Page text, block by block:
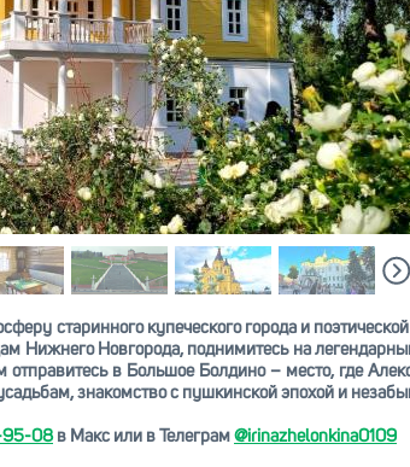
старинного купеческого города и
Нижнего Новгорода, поднимитесь на
отправитесь в Большое Болдино – место, где
знакомство с пушкинской эпохой и
95-08в Макс или в Телеграм @irinazhelonkina0109